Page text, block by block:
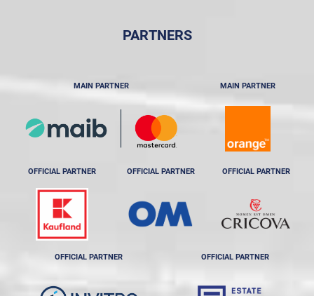
PARTNERS
MAIN PARTNER MAIN PARTNER
OFFICIAL PARTNER OFFICIAL PARTNER OFFICIAL PARTNER
OFFICIAL PARTNER OFFICIAL PARTNER